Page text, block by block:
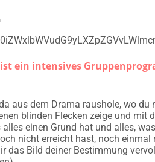
ein intensives
aus dem Drama raushole, wo du
blinden Flecken zeige und mit
alles einen Grund hat und alles,
nicht erreicht hast, noch einmal
das Bild deiner Bestimmung